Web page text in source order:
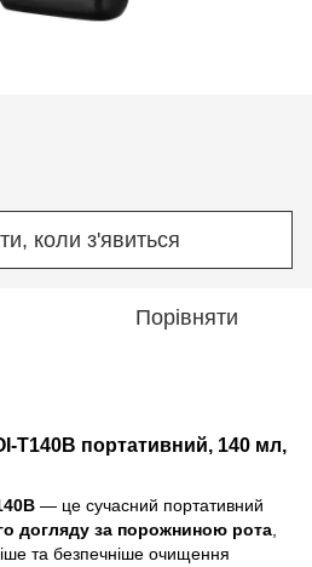
коли з'явиться
Порівняти
T140B портативний, 140 мл,
— це сучасний портативний
догляду за порожниною рота
та безпечніше очищення